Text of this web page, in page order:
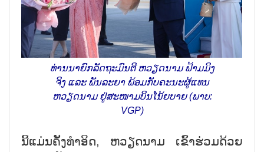
ທ່ານນາຍົກລັດຖະມົນຕີ ຫວຽດນາມ ຟ້າມມິງ
ຈິງ ແລະ ພັນລະຍາ ພ້ອມກັບຄະນະຜູ້ແທນ
ຫວຽດນາມ ຢູ່ສະໜາມບິນໂນ້ຍບາຍ (ພາບ:
VGP)
ນີ້ແມ່ນຄັ້ງທຳອິດ, ຫວຽດນາມ ເຂົ້າຮ່ວມດ້ວຍ